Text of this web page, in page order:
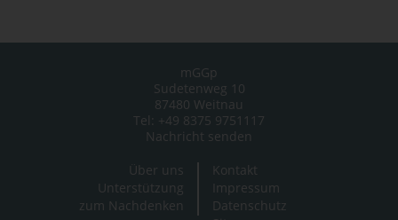
mGGp
Sudetenweg 10
87480 Weitnau
Tel: +49 8375 9751117
Nachricht senden
Über uns
Unterstützung
zum Nachdenken
Kontakt
Impressum
Datenschutz